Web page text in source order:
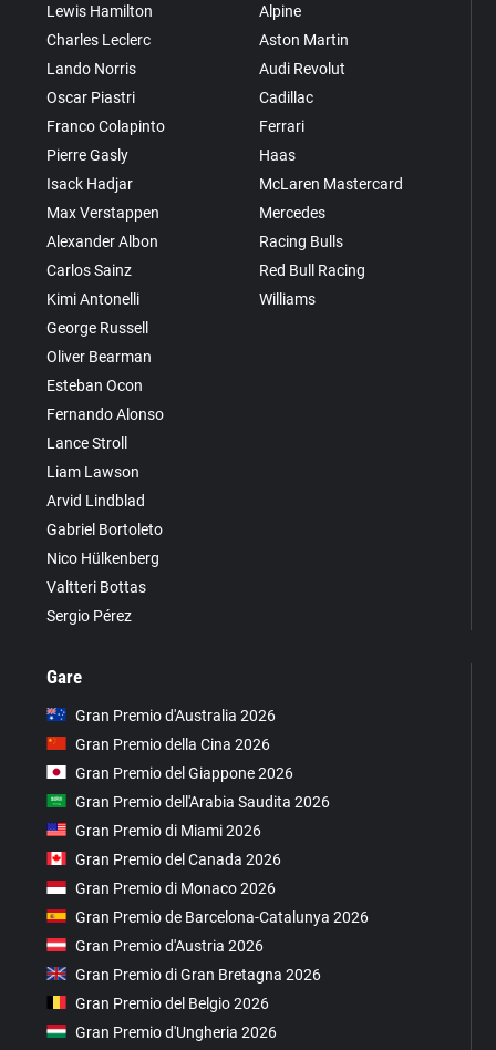
Lewis Hamilton
Charles Leclerc
Lando Norris
Oscar Piastri
Franco Colapinto
Pierre Gasly
Isack Hadjar
Max Verstappen
Alexander Albon
Carlos Sainz
Kimi Antonelli
George Russell
Oliver Bearman
Esteban Ocon
Fernando Alonso
Lance Stroll
Liam Lawson
Arvid Lindblad
Gabriel Bortoleto
Nico Hülkenberg
Valtteri Bottas
Sergio Pérez
Alpine
Aston Martin
Audi Revolut
Cadillac
Ferrari
Haas
McLaren Mastercard
Mercedes
Racing Bulls
Red Bull Racing
Williams
Gare
Gran Premio d'Australia 2026
Gran Premio della Cina 2026
Gran Premio del Giappone 2026
Gran Premio dell'Arabia Saudita 2026
Gran Premio di Miami 2026
Gran Premio del Canada 2026
Gran Premio di Monaco 2026
Gran Premio de Barcelona-Catalunya 2026
Gran Premio d'Austria 2026
Gran Premio di Gran Bretagna 2026
Gran Premio del Belgio 2026
Gran Premio d'Ungheria 2026